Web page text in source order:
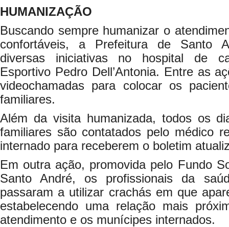
HUMANIZAÇÃO
Buscando sempre humanizar o
confortáveis, a Prefeitura de Santo
diversas iniciativas no hospital de
Esportivo Pedro Dell’Antonia. Entre as
videochamadas para colocar os
familiares.
Além da visita humanizada, todos os
familiares são contatados pelo médico
internado para receberem o boletim
Em outra ação, promovida pelo Fundo
Santo André, os profissionais da
passaram a utilizar crachás em que
estabelecendo uma relação mais
atendimento e os munícipes internados.